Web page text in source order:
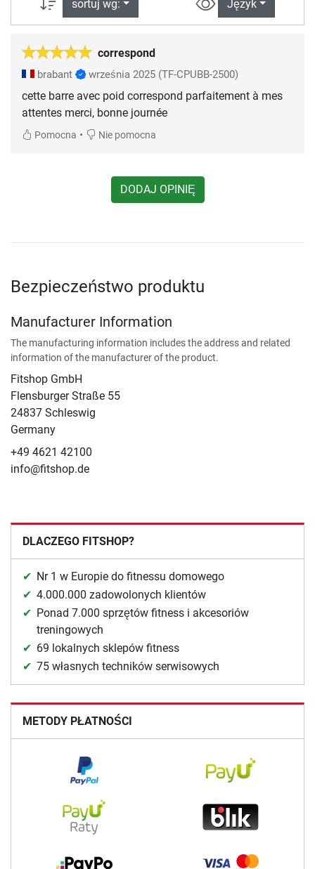
sortuj wg: Język
correspond
brabant września 2025 (TF-CPUBB-2500)
cette barre avec poid correspond parfaitement à mes
attentes merci, bonne journée
Pomocna • Nie pomocna
DODAJ OPINIĘ
Bezpieczeństwo produktu
Manufacturer Information
The manufacturing information includes the address and related
information of the manufacturer of the product.
Fitshop GmbH
Flensburger Straße 55
24837 Schleswig
Germany
+49 4621 42100
info@fitshop.de
DLACZEGO FITSHOP?
Nr 1 w Europie do fitnessu domowego
4.000.000 zadowolonych klientów
Ponad 7.000 sprzętów fitness i akcesoriów
treningowych
69 lokalnych sklepów fitness
75 własnych techników serwisowych
METODY PŁATNOŚCI